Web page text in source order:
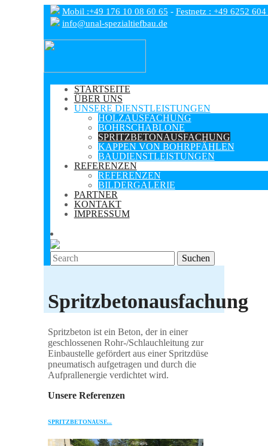
Mobil :+49 176 10 08 60 65 - Festnetz : +49 6252
info@unal-spezialtiefbau.de
STARTSEITE
ÜBER UNS
UNSERE DIENSTLEISTUNGEN
HOLZAUSFACHUNG
BOHRSCHABLONE
SPRITZBETONAUSFACHUNG
KAPPEN VON BOHRPFÄHLEN
BAUDIENSTLEISTUNGEN
REFERENZEN
REFERENZEN
BILDERGALERIE
PARTNER
KONTAKT
IMPRESSUM
Spritzbetonausfachung
Spritzbeton ist ein Beton, der in einer
geschlossenen Rohr-/Schlauchleitung zur
Einbaustelle gefördert aus einer Spritzdüse
pneumatisch aufgetragen und durch die
Aufprallenergie verdichtet wird.
Unsere Referenzen
SPRITZBETONAUSF...